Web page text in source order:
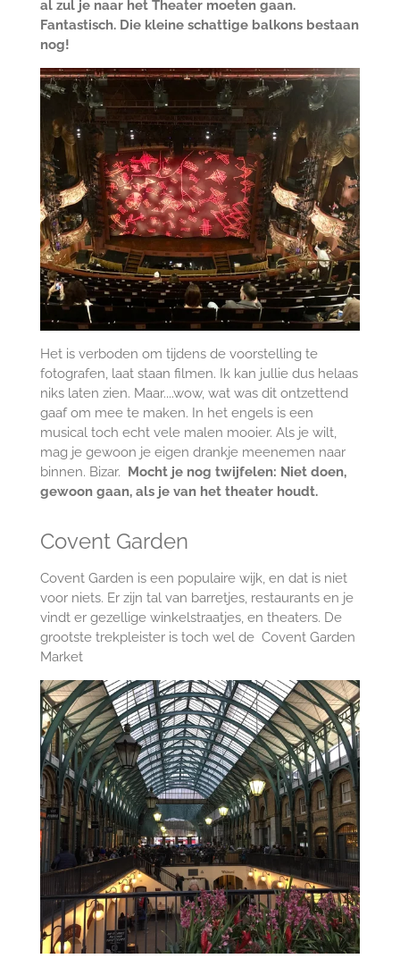
al zul je naar het Theater moeten gaan.
Fantastisch. Die kleine schattige balkons bestaan
nog!
Het is verboden om tijdens de voorstelling te
fotografen, laat staan filmen. Ik kan jullie dus helaas
niks laten zien. Maar....wow, wat was dit ontzettend
gaaf om mee te maken. In het engels is een
musical toch echt vele malen mooier. Als je wilt,
mag je gewoon je eigen drankje meenemen naar
binnen. Bizar. Mocht je nog twijfelen: Niet doen,
gewoon gaan, als je van het theater houdt.
Covent Garden
Covent Garden is een populaire wijk, en dat is niet
voor niets. Er zijn tal van barretjes, restaurants en je
vindt er gezellige winkelstraatjes, en theaters. De
grootste trekpleister is toch wel de Covent Garden
Market